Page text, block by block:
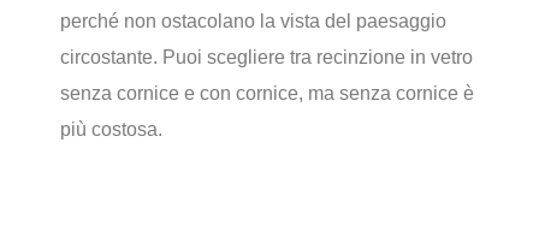
perché non ostacolano la vista del paesaggio
circostante. Puoi scegliere tra recinzione in vetro
senza cornice e con cornice, ma senza cornice è
più costosa.